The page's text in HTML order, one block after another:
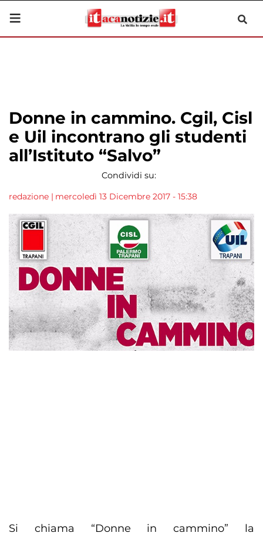
Donne in cammino. Cgil, Cisl
e Uil incontrano gli studenti
all’Istituto “Salvo”
Condividi su:
redazione | mercoledì 13 Dicembre 2017 - 15:38
Si chiama “Donne in cammino” la